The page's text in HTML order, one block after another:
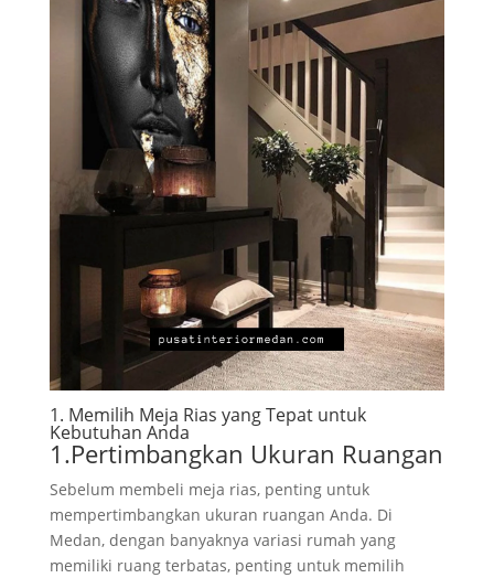
1. Memilih Meja Rias yang Tepat untuk
Kebutuhan Anda
1.Pertimbangkan Ukuran Ruangan
Sebelum membeli meja rias, penting untuk
mempertimbangkan ukuran ruangan Anda. Di
Medan, dengan banyaknya variasi rumah yang
memiliki ruang terbatas, penting untuk memilih